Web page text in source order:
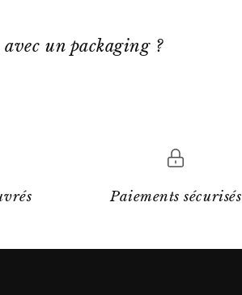
un packaging ?
Paiements sécurisés